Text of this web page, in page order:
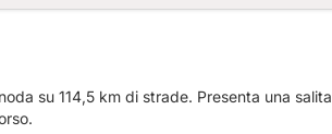
su 114,5 km di strade. Presenta una salita